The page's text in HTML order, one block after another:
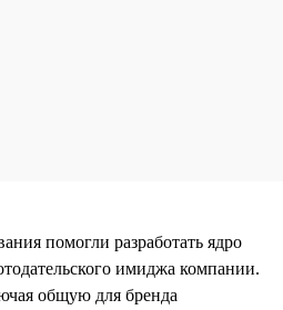
помогли разработать ядро
имиджа компании.
общую для бренда